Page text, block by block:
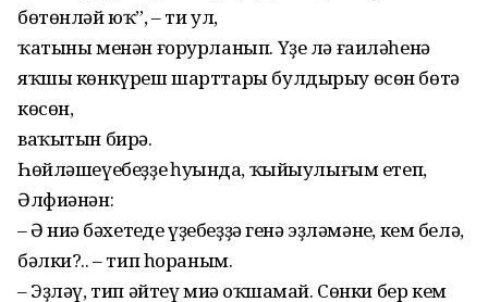
бөтөнлəй юҡ”, – ти ул,
ҡатыны менəн ғорурланып. Үҙе лə ғаилəһенə
яҡшы көнкүреш шарттары булдырыу өсөн бөтə
көсөн,
ваҡытын бирə.
Һөйлəшеүебеҙҙең һуңында, ҡыйыулығым етеп,
Əлфиəнəн:
– Ə ниңə бəхетеңде үҙебеҙҙə генə эҙлəмəнең, кем белə,
бəлки?.. – тип һораным.
– Эҙлəү, тип əйтеү миңə оҡшамай. Сөнки бер кем